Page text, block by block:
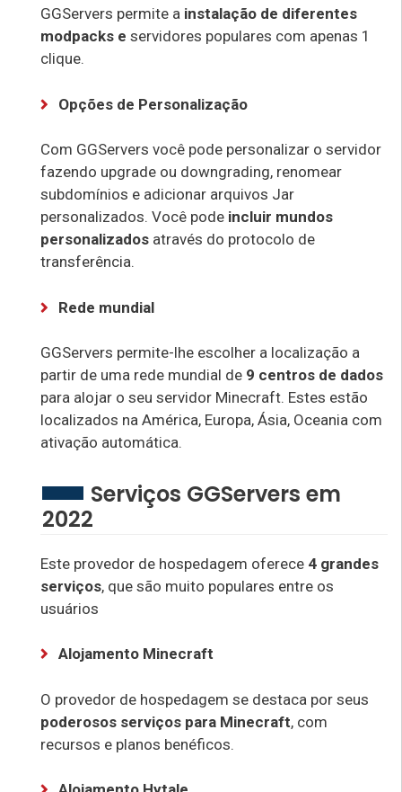
GGServers permite a instalação de diferentes
modpacks e servidores populares com apenas 1
clique.
Opções de Personalização
Com GGServers você pode personalizar o servidor
fazendo upgrade ou downgrading, renomear
subdomínios e adicionar arquivos Jar
personalizados. Você pode incluir mundos
personalizados através do protocolo de
transferência.
Rede mundial
GGServers permite-lhe escolher a localização a
partir de uma rede mundial de 9 centros de dados
para alojar o seu servidor Minecraft. Estes estão
localizados na América, Europa, Ásia, Oceania com
ativação automática.
Serviços GGServers em
2022
Este provedor de hospedagem oferece 4 grandes
serviços, que são muito populares entre os
usuários
Alojamento Minecraft
O provedor de hospedagem se destaca por seus
poderosos serviços para Minecraft, com
recursos e planos benéficos.